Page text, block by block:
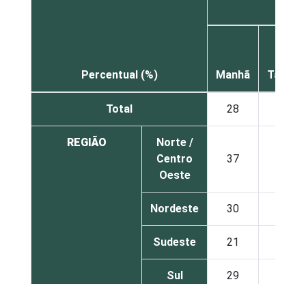
Percentual (%) Manhã Tarde
Total 28
REGIÃO
Norte /
Centro
Oeste
37
Nordeste 30
Sudeste 21
Sul 29